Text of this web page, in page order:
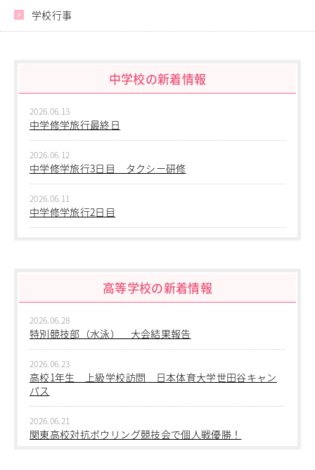
新型コロナウイルス感染症罹患証明書
インフルエンザ罹患証明書
日体大桜華U-15
Youtube公式チャンネル
寄付金のお願い
在校生の方
卒業生の方
教職員募集
系列校紹介
教職員の方へ
学校行事
中学校の新着情報
2026.06.13
中学修学旅行最終日
2026.06.12
中学修学旅行3日目 タクシー研修
2026.06.11
中学修学旅行2日目
中学２年生 校外学習
2026.06.09
中学１年生 校外学習
2026.06.09
中学１年 校外学習
2026.03.05
第三回桜華中学校あいさつ＋ひと言運動
高等学校の新着情報
2026.06.28
特別競技部（水泳） 大会結果報告
2026.06.23
高校1年生 上級学校訪問 日本体育大学世田谷キャン
パス
2026.06.21
関東高校対抗ボウリング競技会で個人戦優勝！